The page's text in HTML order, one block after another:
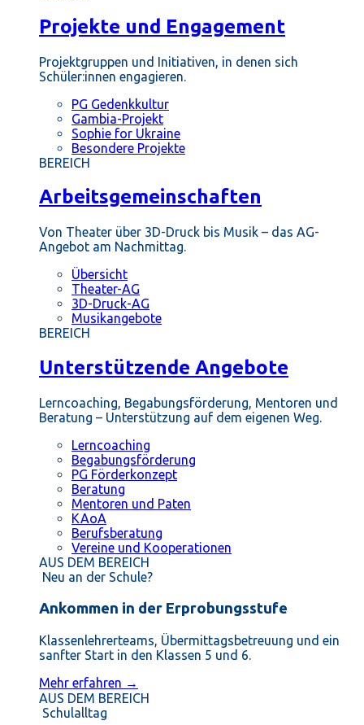
Projekte und Engagement
Projektgruppen und Initiativen, in denen sich
Schüler:innen engagieren.
PG Gedenkkultur
Gambia-Projekt
Sophie for Ukraine
Besondere Projekte
BEREICH
Arbeitsgemeinschaften
Von Theater über 3D-Druck bis Musik – das AG-
Angebot am Nachmittag.
Übersicht
Theater-AG
3D-Druck-AG
Musikangebote
BEREICH
Unterstützende Angebote
Lerncoaching, Begabungsförderung, Mentoren und
Beratung – Unterstützung auf dem eigenen Weg.
Lerncoaching
Begabungsförderung
PG Förderkonzept
Beratung
Mentoren und Paten
KAoA
Berufsberatung
Vereine und Kooperationen
AUS DEM BEREICH
Neu an der Schule?
Ankommen in der Erprobungsstufe
Klassenlehrerteams, Übermittagsbetreuung und ein
sanfter Start in den Klassen 5 und 6.
Mehr erfahren →
AUS DEM BEREICH
Schulalltag